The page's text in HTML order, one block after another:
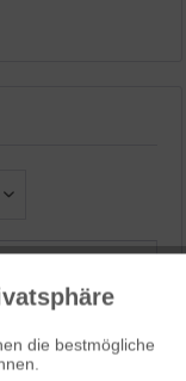
Aktiv
Aktiv
die bestmögliche